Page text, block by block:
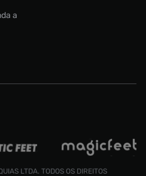
a
LTDA. TODOS OS DIREITOS